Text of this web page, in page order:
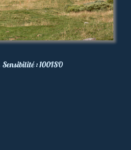
Sensibilité :100ISO